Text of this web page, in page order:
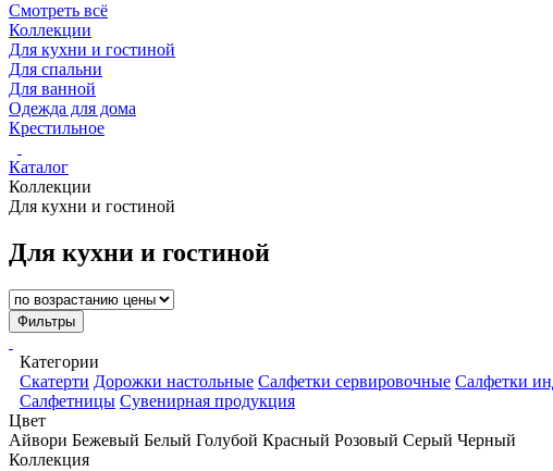
Смотреть всё
Коллекции
Для кухни и гостиной
Для спальни
Для ванной
Одежда для дома
Крестильное
Каталог
Коллекции
Для кухни и гостиной
Для кухни и гостиной
Фильтры
Категории
Скатерти Дорожки настольные Салфетки сервировочные Салфетки
Салфетницы Сувенирная продукция
Цвет
Айвори Бежевый Белый Голубой Красный Розовый Серый Черный
Коллекция